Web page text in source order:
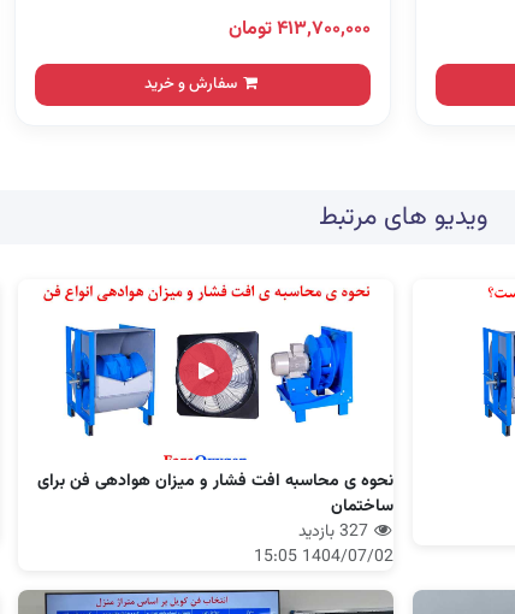
۴۱۳,۷۰۰,۰۰۰ تومان
سفارش و خرید
ویدیو های مرتبط
نحوه ی محاسبه افت فشار و میزان هوادهی فن برای
ساختمان
327 بازدید
1404/07/02 15:05